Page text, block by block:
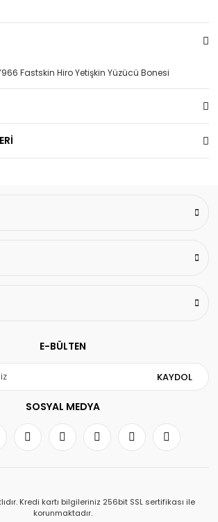
Fastskin Hiro Yetişkin Yüzücü Bonesi
E-BÜLTEN
KAYDOL
SOSYAL MEDYA
Kredi kartı bilgileriniz 256bit SSL sertifikası ile
korunmaktadır.